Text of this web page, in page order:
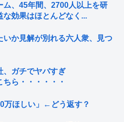
ム、45年間、2700人以上を研
な効果はほとんどなく...
いか見解が別れる六人衆、見つ
、ガチでヤバすぎ
ら・・・・・・
万ほしい」←どう返す？